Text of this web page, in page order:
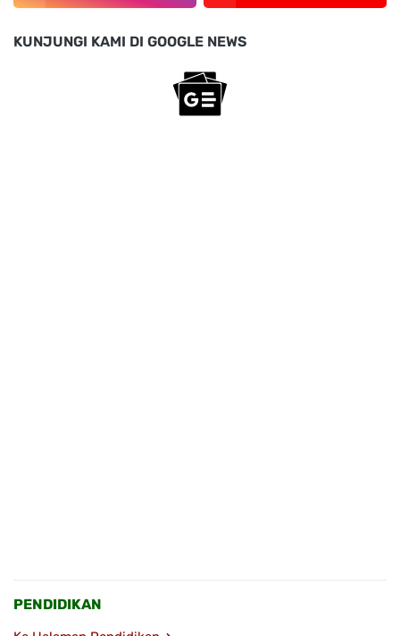
KUNJUNGI KAMI DI GOOGLE NEWS
PENDIDIKAN